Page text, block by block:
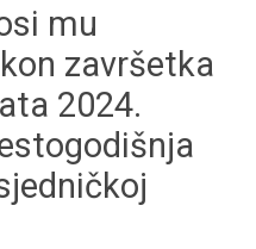
mu
završetka
2024.